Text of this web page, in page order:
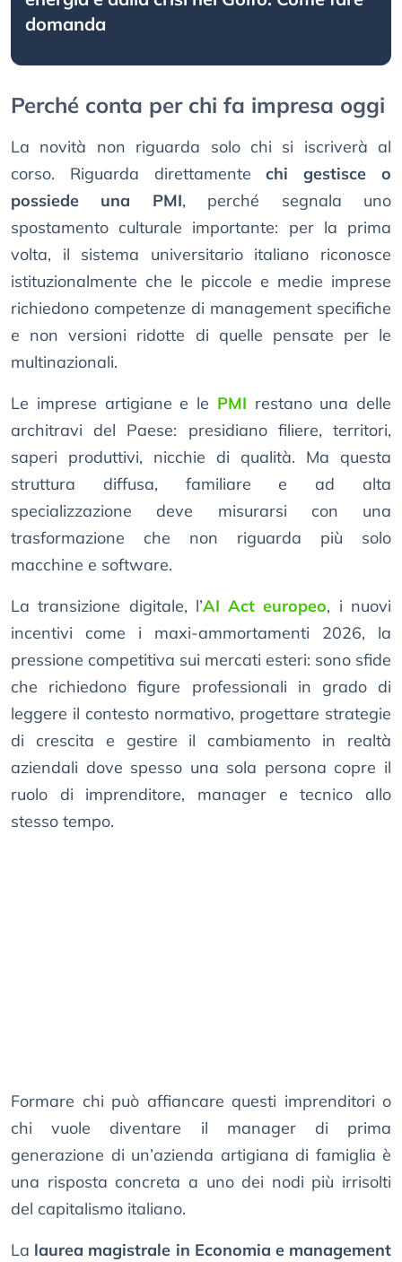
domanda
Perché conta per chi fa impresa oggi
La novità non riguarda solo chi si iscriverà al
corso. Riguarda direttamentechi gestisce o
possiede una PMI, perché segnala uno
spostamento culturale importante: per la prima
volta, il sistema universitario italiano riconosce
istituzionalmente che le piccole e medie imprese
richiedono competenze di management specifiche
e non versioni ridotte di quelle pensate per le
multinazionali.
Le imprese artigiane e le PMI restano una delle
architravi del Paese: presidiano filiere, territori,
saperi produttivi, nicchie di qualità. Ma questa
struttura diffusa, familiare e ad alta
specializzazione deve misurarsi con una
trasformazione che non riguarda più solo
macchine e software.
La transizione digitale, l’AI Act europeo, i nuovi
incentivi come i maxi-ammortamenti 2026, la
pressione competitiva sui mercati esteri: sono sfide
che richiedono figure professionali in grado di
leggere il contesto normativo, progettare strategie
di crescita e gestire il cambiamento in realtà
aziendali dove spesso una sola persona copre il
ruolo di imprenditore, manager e tecnico allo
stesso tempo.
Formare chi può affiancare questi imprenditori o
chi vuole diventare il manager di prima
generazione di un’azienda artigiana di famiglia è
una risposta concreta a uno dei nodi più irrisolti
del capitalismo italiano.
La laurea magistrale in Economia e management